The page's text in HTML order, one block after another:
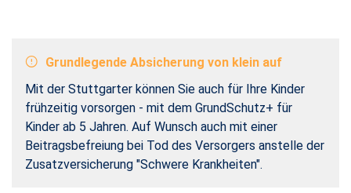
Grundlegende Absicherung von klein auf
Mit der Stuttgarter können Sie auch für Ihre Kinder
frühzeitig vorsorgen - mit dem GrundSchutz+ für
Kinder ab 5 Jahren. Auf Wunsch auch mit einer
Beitragsbefreiung bei Tod des Versorgers anstelle der
Zusatzversicherung "Schwere Krankheiten".